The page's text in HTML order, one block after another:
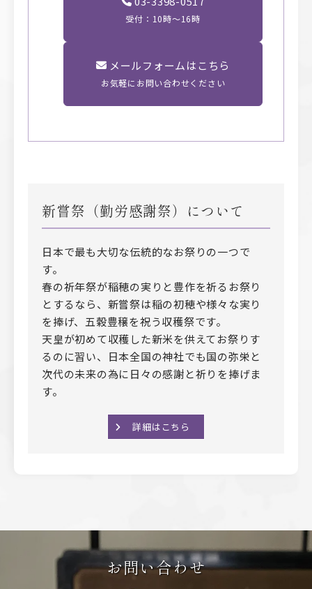
受付：10時〜16時
メールフォームはこちら
お気軽にお問い合わせください
新嘗祭（勤労感謝祭）について
日本で最も大切な伝統的なお祭りの一つで
す。
春の祈年祭が稲穂の実りと豊作を祈るお祭り
とするなら、新嘗祭は稲の初穂や様々な実り
を捧げ、五穀豊穣を祝う収穫祭です。
天皇が初めて収穫した新米を供えてお祭りす
るのに習い、日本全国の神社でも国の弥栄と
次代の未来の為に日々の感謝と祈りを捧げま
す。
詳細はこちら
お問い合わせ